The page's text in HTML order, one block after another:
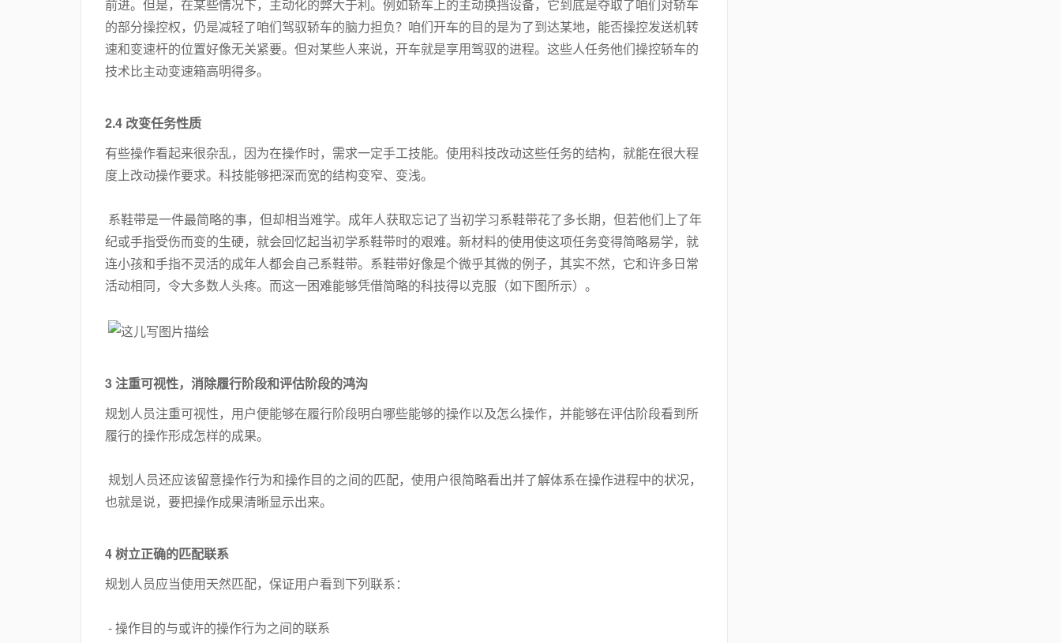
前进。但是，在某些情况下，主动化的弊大于利。例如轿车上的主动换挡设备，它到底是夺取了咱们对轿车
的部分操控权，仍是减轻了咱们驾驭轿车的脑力担负？咱们开车的目的是为了到达某地，能否操控发送机转
速和变速杆的位置好像无关紧要。但对某些人来说，开车就是享用驾驭的进程。这些人任务他们操控轿车的
技术比主动变速箱高明得多。
2.4 改变任务性质
有些操作看起来很杂乱，因为在操作时，需求一定手工技能。使用科技改动这些任务的结构，就能在很大程
度上改动操作要求。科技能够把深而宽的结构变窄、变浅。
系鞋带是一件最简略的事，但却相当难学。成年人获取忘记了当初学习系鞋带花了多长期，但若他们上了年
纪或手指受伤而变的生硬，就会回忆起当初学系鞋带时的艰难。新材料的使用使这项任务变得简略易学，就
连小孩和手指不灵活的成年人都会自己系鞋带。系鞋带好像是个微乎其微的例子，其实不然，它和许多日常
活动相同，令大多数人头疼。而这一困难能够凭借简略的科技得以克服（如下图所示）。
3 注重可视性，消除履行阶段和评估阶段的鸿沟
规划人员注重可视性，用户便能够在履行阶段明白哪些能够的操作以及怎么操作，并能够在评估阶段看到所
履行的操作形成怎样的成果。
规划人员还应该留意操作行为和操作目的之间的匹配，使用户很简略看出并了解体系在操作进程中的状况，
也就是说，要把操作成果清晰显示出来。
4 树立正确的匹配联系
规划人员应当使用天然匹配，保证用户看到下列联系：
- 操作目的与或许的操作行为之间的联系